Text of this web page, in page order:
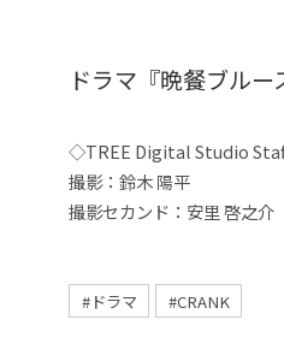
ドラマ『晩餐ブルー
◇TREE Digital Studio
撮影：鈴木 陽平
撮影セカンド：安里 啓之介
#ドラマ #CRANK